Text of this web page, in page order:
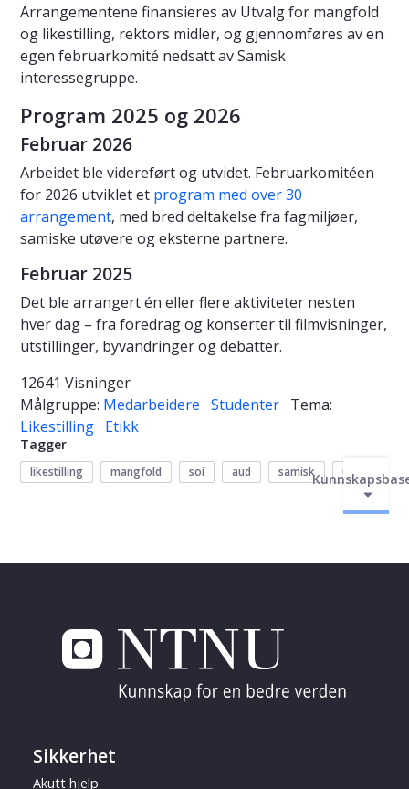
Arrangementene finansieres av Utvalg for mangfold
og likestilling, rektors midler, og gjennomføres av en
egen februarkomité nedsatt av Samisk
interessegruppe.
Program 2025 og 2026
Februar 2026
Arbeidet ble videreført og utvidet. Februarkomitéen
for 2026 utviklet et program med over 30
arrangement, med bred deltakelse fra fagmiljøer,
samiske utøvere og eksterne partnere.
Februar 2025
Det ble arrangert én eller flere aktiviteter nesten
hver dag – fra foredrag og konserter til filmvisninger,
utstillinger, byvandringer og debatter.
12641 Visninger
Målgruppe: Medarbeidere Studenter Tema:
Likestilling Etikk
Tagger
likestilling mangfold soi aud samisk urfolk
Sikkerhet
Akutt hjelp